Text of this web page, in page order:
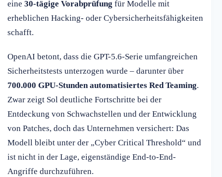
eine 30-tägige Vorabprüfung für Modelle mit
erheblichen Hacking- oder Cybersicherheitsfähigkeiten
schafft.
OpenAI betont, dass die GPT-5.6-Serie umfangreichen
Sicherheitstests unterzogen wurde – darunter über
700.000 GPU-Stunden automatisiertes Red Teaming.
Zwar zeigt Sol deutliche Fortschritte bei der
Entdeckung von Schwachstellen und der Entwicklung
von Patches, doch das Unternehmen versichert: Das
Modell bleibt unter der „Cyber Critical Threshold“ und
ist nicht in der Lage, eigenständige End-to-End-
Angriffe durchzuführen.